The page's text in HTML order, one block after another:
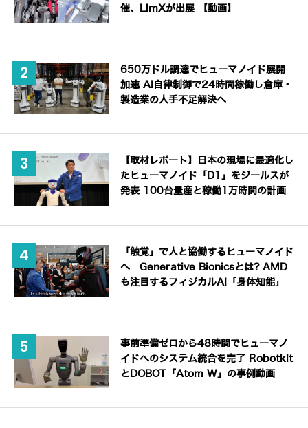
催、LimXが出展 【動画】
650万ドル調達でヒューマノイド展開
加速 AI自律制御で24時間稼働し倉庫・
製造業の人手不足解決へ
【取材レポート】日本の現場に最適化し
たヒューマノイド「D1」をジールスが
発表 100台量産と稼働1万時間の計画
「触覚」で人と協働するヒューマノイド
へ Generative Bionicsとは? AMD
も注目するフィジカルAI「身体知能」
事前準備ゼロから48時間でヒューマノ
イドへのシステム統合を完了 Robotkit
とDOBOT「Atom W」の事例動画